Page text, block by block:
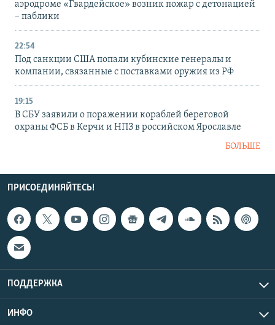
аэродроме «Гвардейское» возник пожар с детонацией
– паблики
22:54
Под санкции США попали кубинские генералы и
компании, связанные с поставками оружия из РФ
19:15
В СБУ заявили о поражении кораблей береговой
охраны ФСБ в Керчи и НПЗ в российском Ярославле
БОЛЬШЕ
ПРИСОЕДИНЯЙТЕСЬ!
ПОДДЕРЖКА
ИНФО